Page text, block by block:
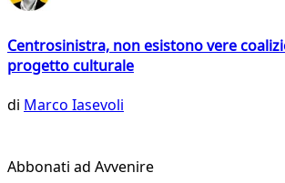
Centrosinistra, non esistono vere
progetto culturale
di Marco Iasevoli
Abbonati ad Avvenire